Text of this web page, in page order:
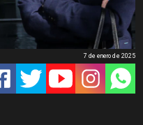
7 de enero de 2025